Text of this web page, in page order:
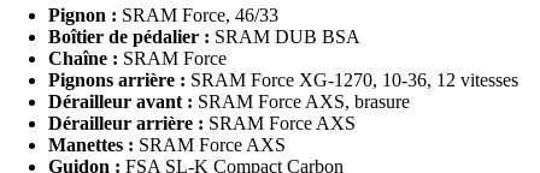
Pignon : SRAM Force, 46/33
Boîtier de pédalier : SRAM DUB BSA
Chaîne : SRAM Force
Pignons arrière : SRAM Force XG-1270, 10-36, 12 vitesses
Dérailleur avant : SRAM Force AXS, brasure
Dérailleur arrière : SRAM Force AXS
Manettes : SRAM Force AXS
Guidon : FSA SL-K Compact Carbon